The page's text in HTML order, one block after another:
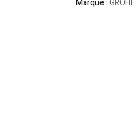
Marque :GROHE